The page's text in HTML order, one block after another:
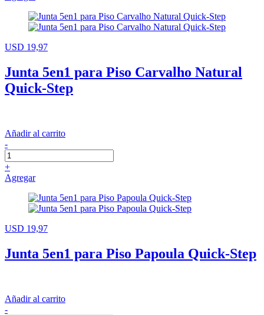
USD 19,97
Junta 5en1 para Piso Carvalho Natural
Quick-Step
Añadir al carrito
-
+
Agregar
USD 19,97
Junta 5en1 para Piso Papoula Quick-Step
Añadir al carrito
-